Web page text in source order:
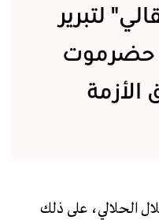
لتبرير
حضرموت
الأزمة
الحلالي، على ذلك